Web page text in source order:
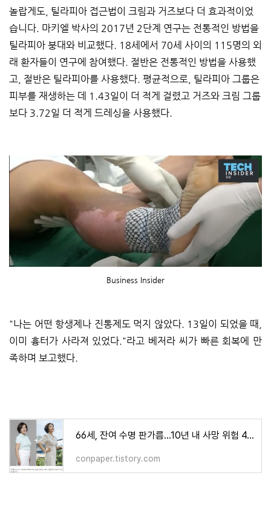
놀랍게도, 틸라피아 접근법이 크림과 거즈보다 더 효과적이었
습니다. 마키엘 박사의 2017년 2단계 연구는 전통적인 방법을
틸라피아 붕대와 비교했다. 18세에서 70세 사이의 115명의 외
래 환자들이 연구에 참여했다. 절반은 전통적인 방법을 사용했
고, 절반은 틸라피아를 사용했다. 평균적으로, 틸라피아 그룹은
피부를 재생하는 데 1.43일이 더 적게 걸렸고 거즈와 크림 그룹
보다 3.72일 더 적게 드레싱을 사용했다.
Business Insider
"나는 어떤 항생제나 진통제도 먹지 않았다. 13일이 되었을 때,
이미 흉터가 사라져 있었다."라고 베저라 씨가 빠른 회복에 만
족하며 보고했다.
66세, 잔여 수명 판가름...10년 내 사망 위험 4.4배 높아” Assessment of Frailty Index at 66 Years of Age and Ass
conpaper.tistory.com